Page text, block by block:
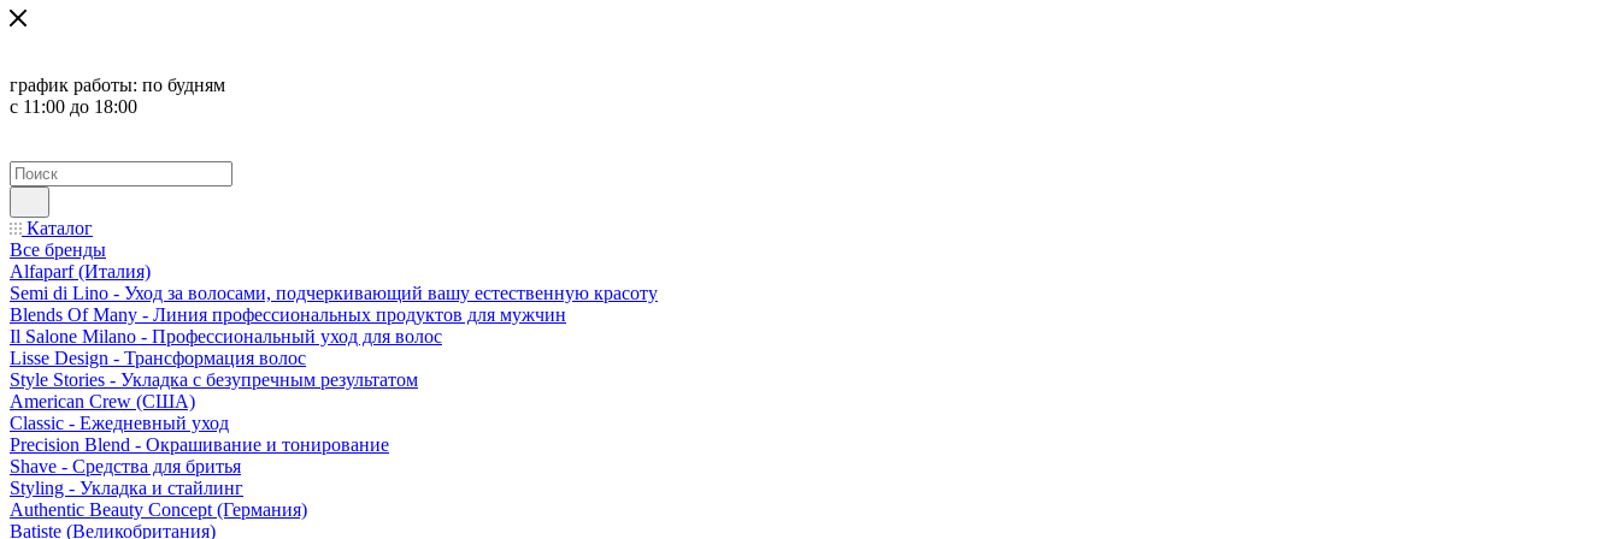
график работы: по будням
с 11:00 до 18:00
Каталог
Все бренды
Alfaparf (Италия)
Semi di Lino - Уход за волосами, подчеркивающий вашу естественную красоту
Blends Of Many - Линия профессиональных продуктов для мужчин
Il Salone Milano - Профессиональный уход для волос
Lisse Design - Трансформация волос
Style Stories - Укладка с безупречным результатом
American Crew (США)
Classic - Ежедневный уход
Precision Blend - Окрашивание и тонирование
Shave - Средства для бритья
Styling - Укладка и стайлинг
Authentic Beauty Concept (Германия)
Batiste (Великобритания)